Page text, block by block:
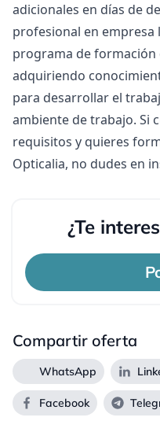
adicionales en días de
profesional en empresa
programa de
adquiriendo
para desarrollar el
ambiente de trabajo. Si
requisitos y quieres
Opticalia, no dudes en
¿Te
Compartir oferta
WhatsApp
Facebook